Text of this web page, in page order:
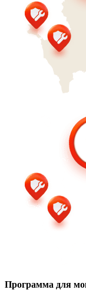
Программа для